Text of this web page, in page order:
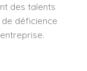
des talents
déficience